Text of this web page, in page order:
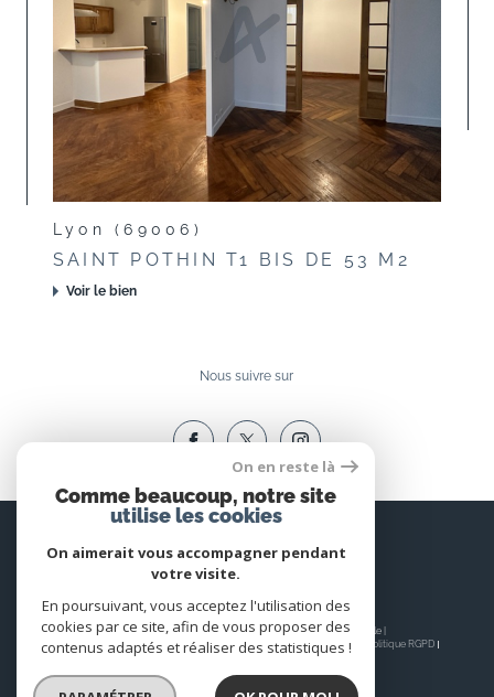
Lyon (69006)
SAINT POTHIN T1 BIS DE 53 M2
Voir le bien
Nous suivre sur
Espace
PROPRIÉTAIRE
Se connecter
© 2026 | Tous droits réservés | Traduction powered by Google |
Nos honoraires
Plan du site Mentions légales Admin Nos liens
Politique RGPD
On en reste là
Comme beaucoup, notre site
utilise les cookies
On aimerait vous accompagner pendant
votre visite.
En poursuivant, vous acceptez l'utilisation des
cookies par ce site, afin de vous proposer des
contenus adaptés et réaliser des statistiques !